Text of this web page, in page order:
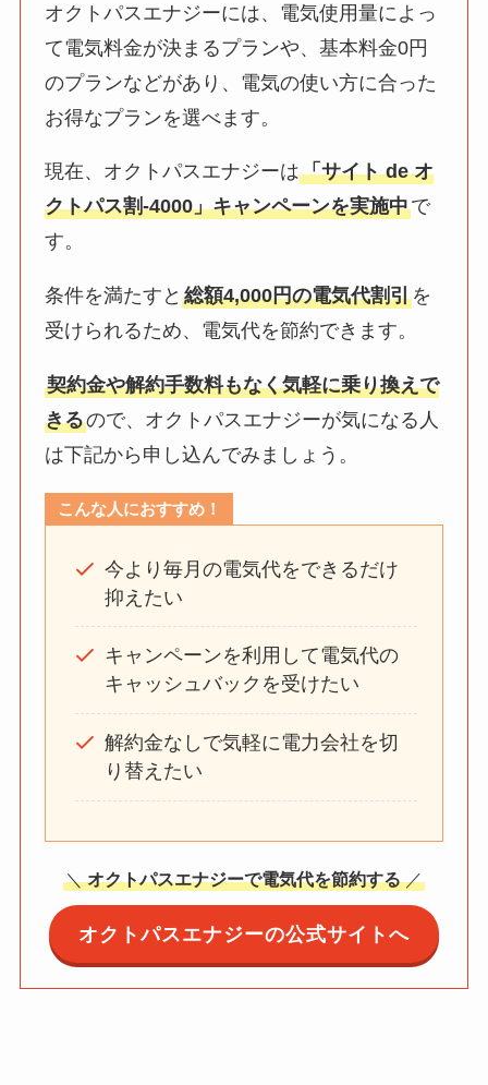
オクトパスエナジーには、電気使用量によっ
て電気料金が決まるプランや、基本料金0円
のプランなどがあり、電気の使い方に合った
お得なプランを選べます。
現在、オクトパスエナジーは「サイト de オ
クトパス割-4000」キャンペーンを実施中で
す。
条件を満たすと総額4,000円の電気代割引を
受けられるため、電気代を節約できます。
契約金や解約手数料もなく気軽に乗り換えで
きるので、オクトパスエナジーが気になる人
は下記から申し込んでみましょう。
こんな人におすすめ！
今より毎月の電気代をできるだけ
抑えたい
キャンペーンを利用して電気代の
キャッシュバックを受けたい
解約金なしで気軽に電力会社を切
り替えたい
＼オクトパスエナジーで電気代を節約する／
オクトパスエナジーの公式サイトへ